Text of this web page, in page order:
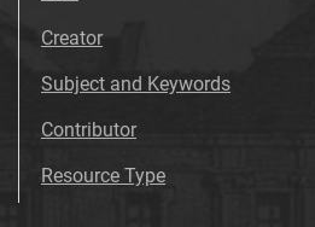
Creator
Subject and Keywords
Contributor
Resource Type